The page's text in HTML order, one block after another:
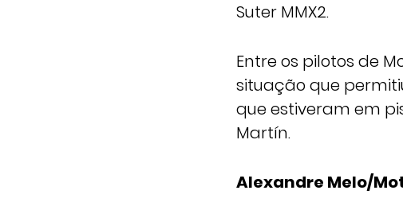
Suter MMX2.
Entre os pilotos de
situação que
que estiveram em
Martín.
Alexandre Melo/